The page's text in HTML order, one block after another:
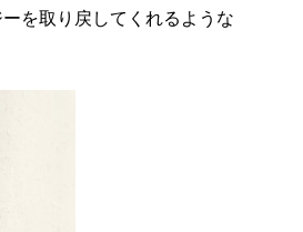
を取り戻してくれるような